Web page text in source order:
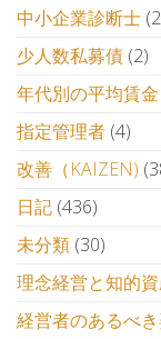
中小企業診断士
少人数私募債 (2)
年代別の平均賃金
指定管理者 (4)
改善（KAIZEN)
日記 (436)
未分類 (30)
理念経営と知的
経営者のあるべ